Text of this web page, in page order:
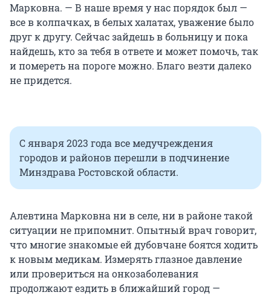
Марковна. — В наше время у нас порядок был —
все в колпачках, в белых халатах, уважение было
друг к другу. Сейчас зайдешь в больницу и пока
найдешь, кто за тебя в ответе и может помочь, так
и помереть на пороге можно. Благо везти далеко
не придется.
С января 2023 года все медучреждения
городов и районов перешли в подчинение
Минздрава Ростовской области.
Алевтина Марковна ни в селе, ни в районе такой
ситуации не припомнит. Опытный врач говорит,
что многие знакомые ей дубовчане боятся ходить
к новым медикам. Измерять глазное давление
или провериться на онкозаболевания
продолжают ездить в ближайший город —